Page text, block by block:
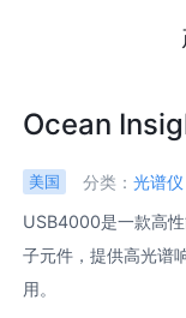
Ocean
美国 分类： 光谱仪
USB4000是一款高
子元件，提供高光谱
用。